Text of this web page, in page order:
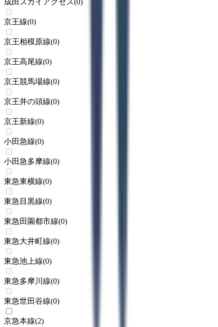
成田スカイアクセス(0)
京王線(0)
京王相模原線(0)
京王高尾線(0)
京王競馬場線(0)
京王井の頭線(0)
京王新線(0)
小田急線(0)
小田急多摩線(0)
東急東横線(0)
東急目黒線(0)
東急田園都市線(0)
東急大井町線(0)
東急池上線(0)
東急多摩川線(0)
東急世田谷線(0)
京急本線(2)